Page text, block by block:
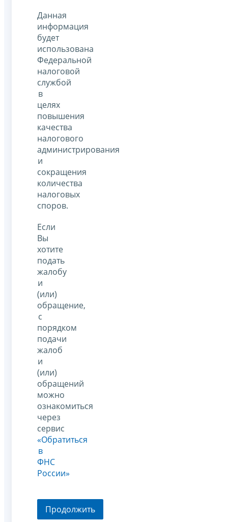
Данная
информация
будет
использована
Федеральной
налоговой
службой
в
целях
повышения
качества
налогового
администрирования
и
сокращения
количества
налоговых
споров.
Если
Вы
хотите
подать
жалобу
и
(или)
обращение,
с
порядком
подачи
жалоб
и
(или)
обращений
можно
ознакомиться
через
сервис
«Обратиться
в
ФНС
России»
Продолжить